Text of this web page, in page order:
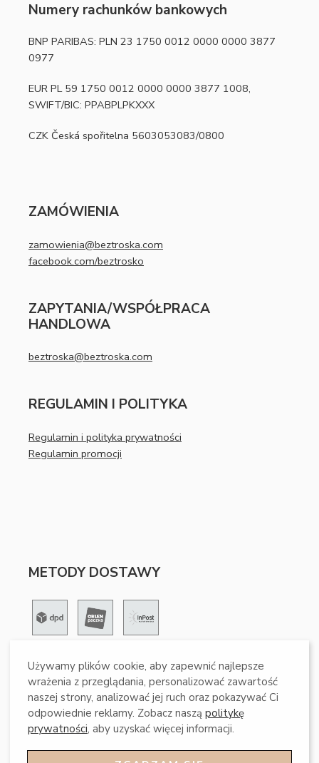
Numery rachunków bankowych
BNP PARIBAS: PLN 23 1750 0012 0000 0000 3877
0977
EUR PL 59 1750 0012 0000 0000 3877 1008,
SWIFT/BIC: PPABPLPKXXX
CZK Česká spořitelna 5603053083/0800
ZAMÓWIENIA
zamowienia@beztroska.com
facebook.com/beztrosko
ZAPYTANIA/WSPÓŁPRACA
HANDLOWA
beztroska@beztroska.com
REGULAMIN I POLITYKA
Regulamin i polityka prywatności
Regulamin promocji
METODY DOSTAWY
METODY PŁATNOŚCI
Używamy plików cookie, aby zapewnić najlepsze
wrażenia z przeglądania, personalizować zawartość
naszej strony, analizować jej ruch oraz pokazywać Ci
odpowiednie reklamy. Zobacz naszą politykę
prywatności, aby uzyskać więcej informacji.